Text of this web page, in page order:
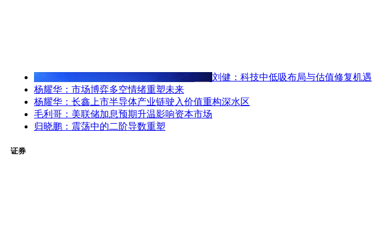
刘健：科技中低吸布局与估值修复机遇
杨耀华：市场博弈多空情绪重塑未来
杨耀华：长鑫上市半导体产业链驶入价值重构深水区
毛利哥：美联储加息预期升温影响资本市场
归晓鹏：震荡中的二阶导数重塑
证券